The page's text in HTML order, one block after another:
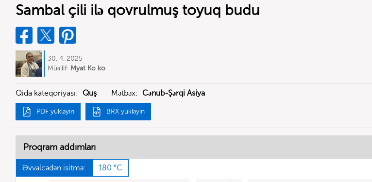
Sambal çili ilə qovrulmuş toyuq budu
30. 4. 2025
Müəllif: Myat Ko ko
Qida kateqoriyası: Quş Mətbəx: Cənub-Şərqi Asiya
PDF yükləyin BRX yükləyin
Proqram addımları
Əvvəlcədən isitmə: 180 °C